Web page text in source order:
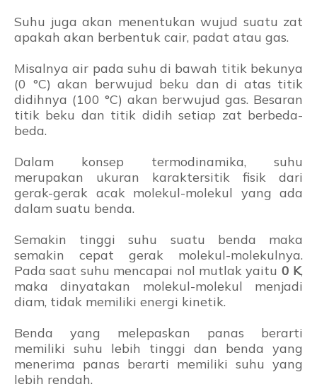
Suhu juga akan menentukan wujud suatu zat
apakah akan berbentuk cair, padat atau gas.
Misalnya air pada suhu di bawah titik bekunya
(0 °C) akan berwujud beku dan di atas titik
didihnya (100 °C) akan berwujud gas. Besaran
titik beku dan titik didih setiap zat berbeda-
beda.
Dalam konsep termodinamika, suhu
merupakan ukuran karaktersitik fisik dari
gerak-gerak acak molekul-molekul yang ada
dalam suatu benda.
Semakin tinggi suhu suatu benda maka
semakin cepat gerak molekul-molekulnya.
Pada saat suhu mencapai nol mutlak yaitu 0 K,
maka dinyatakan molekul-molekul menjadi
diam, tidak memiliki energi kinetik.
Benda yang melepaskan panas berarti
memiliki suhu lebih tinggi dan benda yang
menerima panas berarti memiliki suhu yang
lebih rendah.